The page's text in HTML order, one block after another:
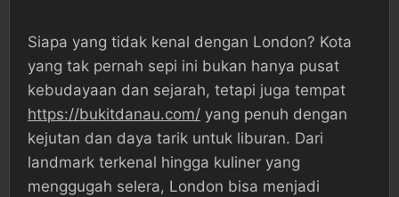
Siapa yang tidak kenal dengan London? Kota
yang tak pernah sepi ini bukan hanya pusat
kebudayaan dan sejarah, tetapi juga tempat
https://bukitdanau.com/ yang penuh dengan
kejutan dan daya tarik untuk liburan. Dari
landmark terkenal hingga kuliner yang
menggugah selera, London bisa menjadi